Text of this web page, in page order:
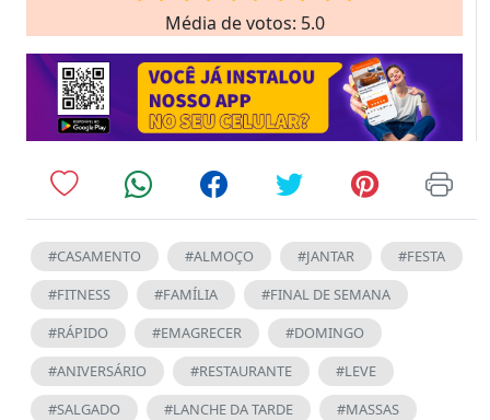
Média de votos: 5.0
#CASAMENTO #ALMOÇO #JANTAR
#FESTA
#FITNESS
#FAMÍLIA
#FINAL DE SEMANA
#RÁPIDO
#EMAGRECER
#DOMINGO
#ANIVERSÁRIO
#RESTAURANTE
#LEVE
#SALGADO
#LANCHE DA TARDE
#MASSAS